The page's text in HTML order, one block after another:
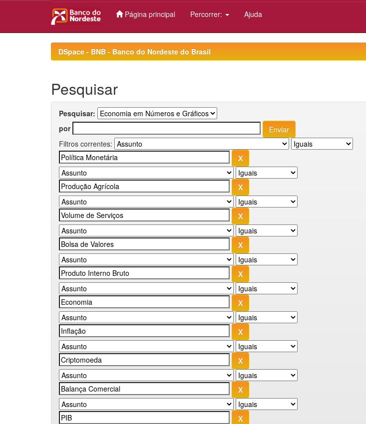
Página principal Percorrer: Ajuda
DSpace - BNB - Banco do Nordeste do Brasil
Pesquisar
Pesquisar:
por
Filtros correntes: